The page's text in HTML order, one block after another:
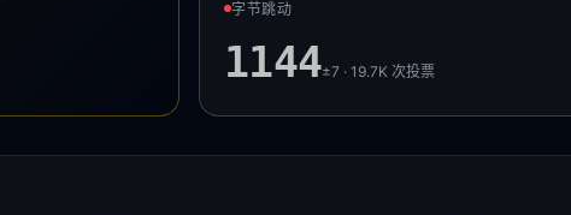
字节跳动
1144±7 · 19.7K次投票